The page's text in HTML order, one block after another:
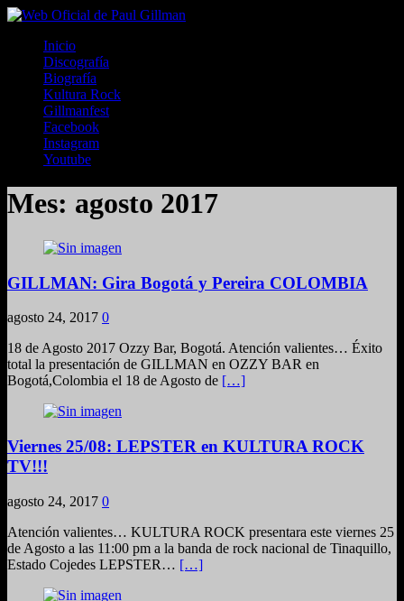
Inicio
Discografía
Biografía
Kultura Rock
Gillmanfest
Facebook
Instagram
Youtube
Mes: agosto 2017
GILLMAN: Gira Bogotá y Pereira COLOMBIA
agosto 24, 2017 0
18 de Agosto 2017 Ozzy Bar, Bogotá. Atención valientes… Éxito
total la presentación de GILLMAN en OZZY BAR en
Bogotá,Colombia el 18 de Agosto de […]
Viernes 25/08: LEPSTER en KULTURA ROCK
TV!!!
agosto 24, 2017 0
Atención valientes… KULTURA ROCK presentara este viernes 25
de Agosto a las 11:00 pm a la banda de rock nacional de Tinaquillo,
Estado Cojedes LEPSTER… […]